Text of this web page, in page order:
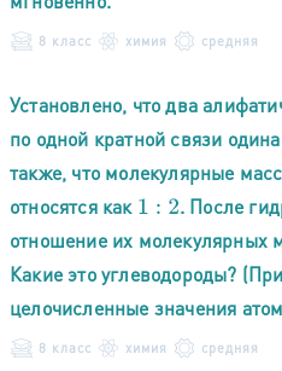
8 класс химия средняя
Установлено, что два
по одной кратной связи
также, что молекулярные
относятся как 1: 2
. После
отношение их молекулярных
Какие это углеводороды?
целочисленные значения
8 класс химия средняя